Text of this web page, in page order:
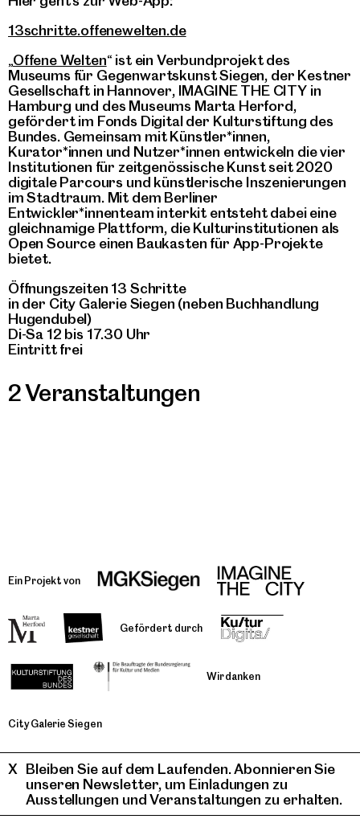
13schritte.offenewelten.de
„Offene Welten“ ist ein Verbundprojekt des
Museums für Gegenwartskunst Siegen, der Kestner
Gesellschaft in Hannover, IMAGINE THE CITY in
Hamburg und des Museums Marta Herford,
gefördert im Fonds Digital der Kulturstiftung des
Bundes. Gemeinsam mit Künstler*innen,
Kurator*innen und Nutzer*innen entwickeln die vier
Institutionen für zeitgenössische Kunst seit 2020
digitale Parcours und künstlerische Inszenierungen
im Stadtraum. Mit dem Berliner
Entwickler*innenteam interkit entsteht dabei eine
gleichnamige Plattform, die Kulturinstitutionen als
Open Source einen Baukasten für App-Projekte
bietet.
Öffnungszeiten 13 Schritte
in der City Galerie Siegen (neben Buchhandlung
Hugendubel)
Di-Sa 12 bis 17.30 Uhr
Eintritt frei
2 Veranstaltungen
Ein Projekt von
Gefördert durch
Wir danken
City Galerie Siegen
Bleiben Sie auf dem Laufenden. Abonnieren Sie
unseren Newsletter, um Einladungen zu
Ausstellungen und Veranstaltungen zu erhalten.